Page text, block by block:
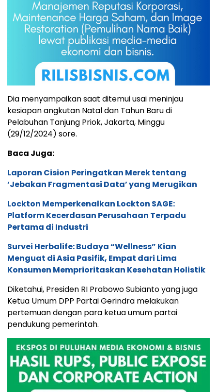
Dia menyampaikan saat ditemui usai meninjau
kesiapan angkutan Natal dan Tahun Baru di
Pelabuhan Tanjung Priok, Jakarta, Minggu
(29/12/2024) sore.
Baca Juga:
Laporan Cision Peringatkan Merek tentang
‘Jebakan Fragmentasi Data’ yang Merugikan
Lockton Memperkenalkan Lockton SAGE:
Platform Kecerdasan Perusahaan Terpadu
Pertama di Industri
Survei Herbalife: Budaya “Wellness” Kian
Menguat di Asia Pasifik, Empat dari Lima
Konsumen Memprioritaskan Kesehatan Holistik
Diketahui, Presiden RI Prabowo Subianto yang juga
Ketua Umum DPP Partai Gerindra melakukan
pertemuan dengan para ketua umum partai
pendukung pemerintah.